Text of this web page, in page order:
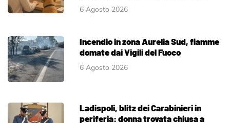
6 Agosto 2026
Incendio in zona Aurelia Sud, fiamme
domate dai Vigili del Fuoco
6 Agosto 2026
Ladispoli, blitz dei Carabinieri in
periferia: donna trovata chiusa a